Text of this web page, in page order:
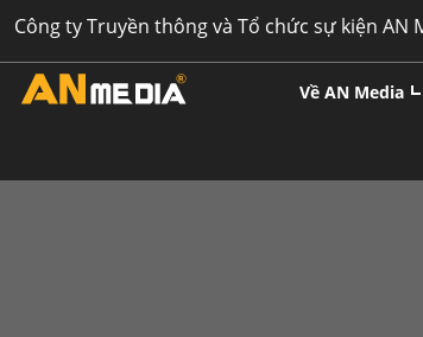
Skip
content
Công ty Truyền thông và Tổ chức sự kiện AN
Về AN Media